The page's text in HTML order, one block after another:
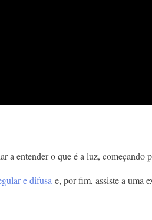
a entender o que é a luz, começando
e difusa e, por fim, assiste a uma